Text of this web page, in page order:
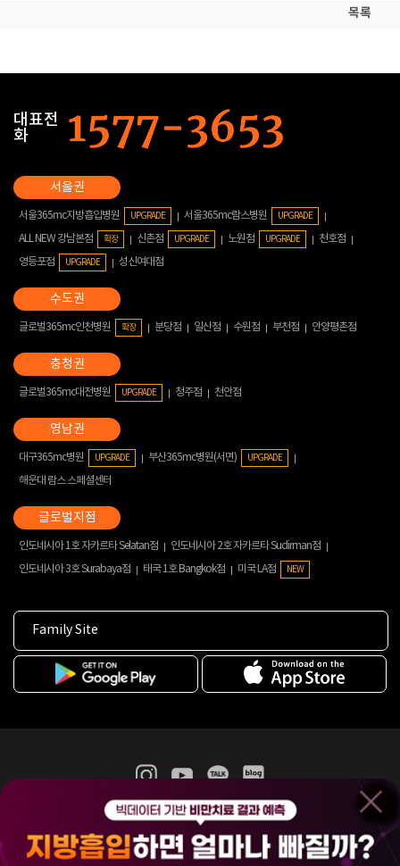
목록
대표전
화
서울365mc지방흡입병원 UPGRADE 서울365mc람스병원 UPGRADE
ALL NEW 강남본점 확장 신촌점 UPGRADE 노원점 UPGRADE
천호점
영등포점
UPGRADE 성신여대점
글로벌365mc인천병원 확장 분당점 일산점 수원점 부천점 안양평촌점
글로벌365mc대전병원 UPGRADE 청주점 천안점
대구365mc병원 UPGRADE 부산365mc병원(서면) UPGRADE
해운대 람스 스페셜센터
인도네시아 1호 자카르타 Selatan점
인도네시아 2호 자카르타 Sudirman점
인도네시아 3호 Surabaya점
태국 1호 Bangkok점 미국 LA점 NEW
Family Site
365mc 병·의원 이용약관
홈페이지 이용약관
비급여진료수가